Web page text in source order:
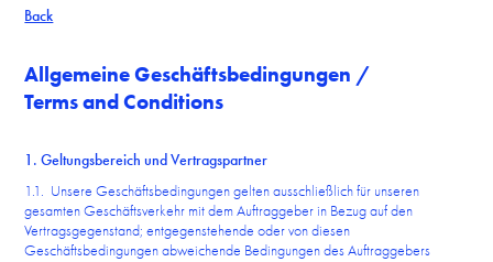
Back
Allgemeine Geschäftsbedingungen /
Terms and Conditions
1. Geltungsbereich und Vertragspartner
1.1. Unsere Geschäftsbedingungen gelten ausschließlich für unseren
gesamten Geschäftsverkehr mit dem Auftraggeber in Bezug auf den
Vertragsgegenstand; entgegenstehende oder von diesen
Geschäftsbedingungen abweichende Bedingungen des Auftraggebers